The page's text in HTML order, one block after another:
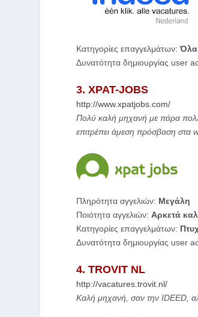
Κατηγορίες επαγγελμάτων:Όλα
Δυνατότητα δημιουργίας user
3. XPAT-JOBS
http://www.xpatjobs.com/
Πολύ καλή μηχανή με πάρα
επιτρέπει άμεση πρόσβαση στα
Πληρότητα αγγελιών: Μεγάλη
Ποιότητα αγγελιών:Αρκετά
Κατηγορίες επαγγελμάτων:
Δυνατότητα δημιουργίας user
4. TROVIT NL
http://vacatures.trovit.nl/
Καλή μηχανή, σαν την IDEED,